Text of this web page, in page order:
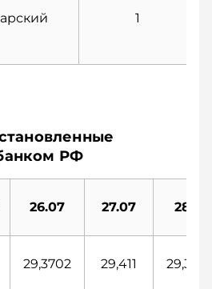
1
РФ
26.07 27.07 28.07
29,3702 29,411